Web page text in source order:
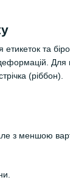
та
(ріббон).
з меншою